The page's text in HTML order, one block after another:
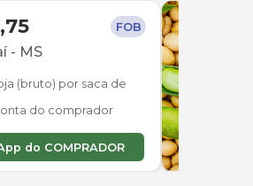
FOB
- MS
(bruto) por saca de
do comprador
do COMPRADOR